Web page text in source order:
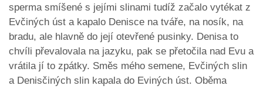
sperma smíšené s jejími slinami tudíž začalo vytékat z
Evčiných úst a kapalo Denisce na tváře, na nosík, na
bradu, ale hlavně do její otevřené pusinky. Denisa to
chvíli převalovala na jazyku, pak se přetočila nad Evu a
vrátila jí to zpátky. Směs mého semene, Evčiných slin
a Denisčiných slin kapala do Eviných úst. Oběma